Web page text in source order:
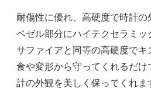
耐傷性に優れ、高硬度で時計の
ベゼル部分にハイテクセラミッ
サファイアと同等の高硬度で
食や変形から守ってくれるだ
計の外観を美しく保ってくれま